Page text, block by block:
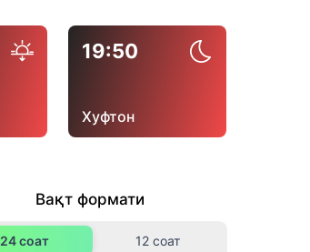
19:50
Хуфтон
Вақт формати
24 соат 12 соат